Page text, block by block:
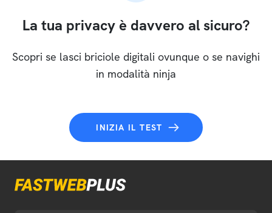
La tua privacy è davvero al sicuro?
Scopri se lasci briciole digitali ovunque o se navighi
in modalità ninja
INIZIA IL TEST